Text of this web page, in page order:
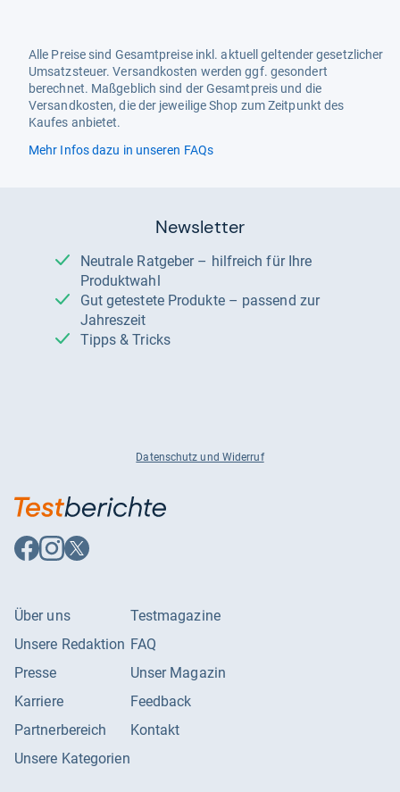
Alle Preise sind Gesamtpreise inkl. aktuell geltender gesetzlicher
Umsatzsteuer. Versandkosten werden ggf. gesondert
berechnet. Maßgeblich sind der Gesamtpreis und die
Versandkosten, die der jeweilige Shop zum Zeitpunkt des
Kaufes anbietet.
Mehr Infos dazu in unseren FAQs
Newsletter
Neutrale Ratgeber – hilfreich für Ihre
Produktwahl
Gut getestete Produkte – passend zur
Jahreszeit
Tipps & Tricks
Datenschutz und Widerruf
Auf
Facebook
Auf
Instagram
Auf
X
Über uns
Unsere Redaktion
Presse
Karriere
Partnerbereich
Unsere Kategorien
Testmagazine
FAQ
Unser Magazin
Feedback
Kontakt